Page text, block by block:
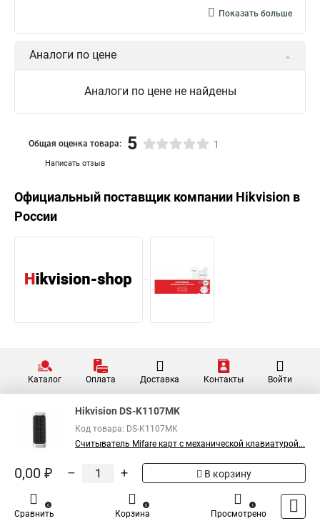
Показать больше
Аналоги по цене
Аналоги по цене не найдены
Написать отзыв
Общая оценка товара: 5 1
Официальный поставщик компании Hikvision в
России
Каталог Оплата Доставка Контакты Войти
Hikvision DS-K1107MK
Код товара: DS-K1107MK
Считыватель Mifare карт с механической клавиатурой...
0,00 ₽ – + В корзину
Сравнить
0
Корзина
0
Просмотрено
1